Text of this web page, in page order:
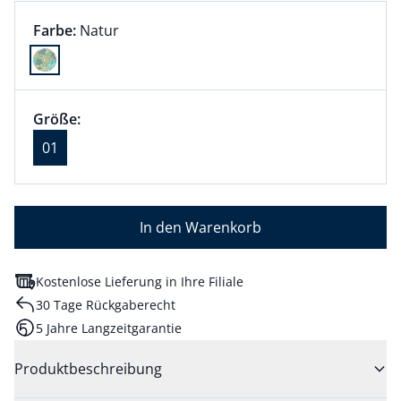
Farbauswahl:
Farbe: aktuell ausgewählt:
Natur
Farbe Natur ausgewählt
Größenauswahl:
Größe:
Größe 01 ausgewählt
01
In den Warenkorb
Kostenlose Lieferung in Ihre Filiale
30 Tage Rückgaberecht
5 Jahre Langzeitgarantie
Produktbeschreibung